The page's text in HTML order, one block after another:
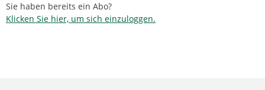
Sie haben bereits ein Abo?
Klicken Sie hier, um sich einzuloggen.